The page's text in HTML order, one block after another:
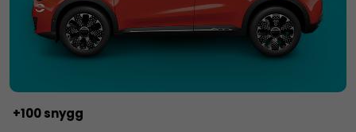
+100 snygg